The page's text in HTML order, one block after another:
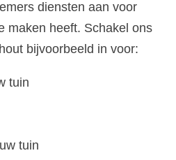
diensten aan voor
maken heeft. Schakel ons
bijvoorbeeld in voor:
tuin
tuin